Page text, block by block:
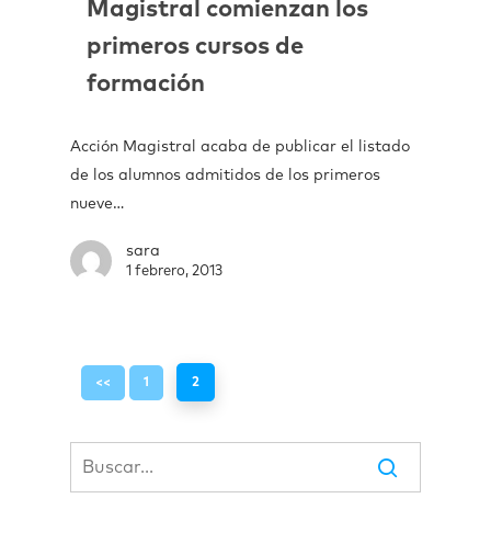
Magistral comienzan los
primeros cursos de
formación
Acción Magistral acaba de publicar el listado
de los alumnos admitidos de los primeros
nueve…
sara
1 febrero, 2013
<< 1 2